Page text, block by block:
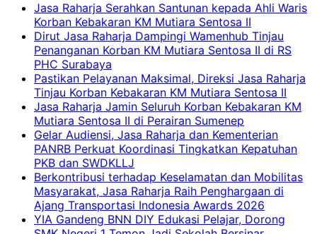
Jasa Raharja Serahkan Santunan kepada Ahli Waris
Korban Kebakaran KM Mutiara Sentosa II
Dirut Jasa Raharja Dampingi Wamenhub Tinjau
Penanganan Korban KM Mutiara Sentosa II di RS
PHC Surabaya
Pastikan Pelayanan Maksimal, Direksi Jasa Raharja
Tinjau Korban Kebakaran KM Mutiara Sentosa II
Jasa Raharja Jamin Seluruh Korban Kebakaran KM
Mutiara Sentosa II di Perairan Sumenep
Gelar Audiensi, Jasa Raharja dan Kementerian
PANRB Perkuat Koordinasi Tingkatkan Kepatuhan
PKB dan SWDKLLJ
Berkontribusi terhadap Keselamatan dan Mobilitas
Masyarakat, Jasa Raharja Raih Penghargaan di
Ajang Transportasi Indonesia Awards 2026
YIA Gandeng BNN DIY Edukasi Pelajar, Dorong